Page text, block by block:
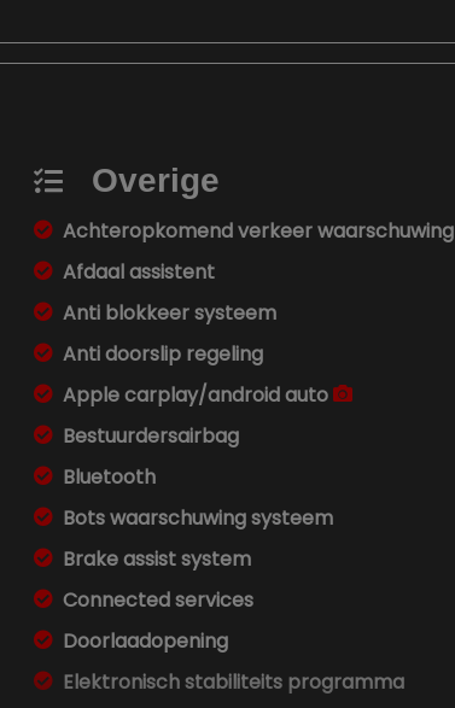
Overige
Achteropkomend verkeer waarschuwing
Afdaal assistent
Anti blokkeer systeem
Anti doorslip regeling
Apple carplay/android auto
Bestuurdersairbag
Bluetooth
Bots waarschuwing systeem
Brake assist system
Connected services
Doorlaadopening
Elektronisch stabiliteits programma